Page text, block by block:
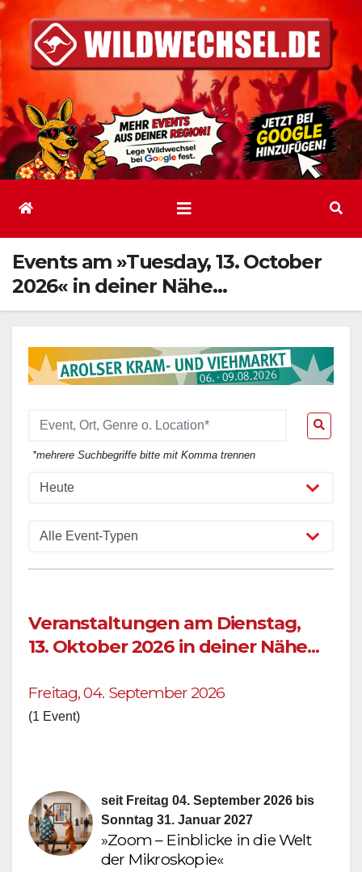
Inhalt
springen
Events am »Tuesday, 13. October
2026« in deiner Nähe…
*mehrere Suchbegriffe bitte mit Komma trennen
Veranstaltungen am Dienstag,
13. Oktober 2026 in deiner Nähe...
Freitag, 04. September 2026
(1 Event)
seit Freitag 04. September 2026 bis
Sonntag 31. Januar 2027
»Zoom – Einblicke in die Welt
der Mikroskopie«